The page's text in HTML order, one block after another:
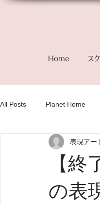
Home ス
All Posts Planet Home
【
の表
表現アー